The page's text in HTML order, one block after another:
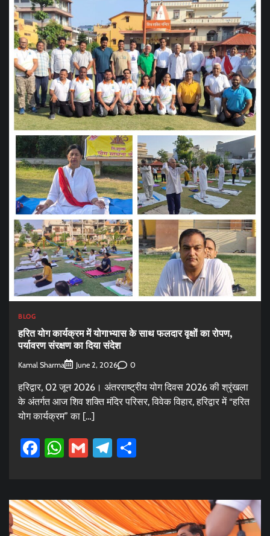
BLOG
हरित योग कार्यक्रम में योगाभ्यास के साथ फलदार वृक्षों का रोपण,
पर्यावरण संरक्षण का दिया संदेश
Kamal Sharma June 2, 2026 0
हरिद्वार, 02 जून 2026। अंतरराष्ट्रीय योग दिवस 2026 की श्रृंखला
के अंतर्गत आज शिव शक्ति मंदिर परिसर, विवेक विहार, हरिद्वार में “हरित
योग कार्यक्रम” का […]
Facebook
WhatsApp
GmailTelegram